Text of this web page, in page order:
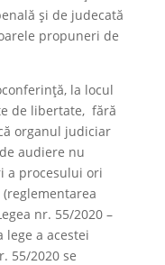
și de judecată
propuneri de
la locul
de libertate, fără
organul judiciar
audiere nu
a procesului ori
nr. 55/2020 –
a acestei
55/2020 se